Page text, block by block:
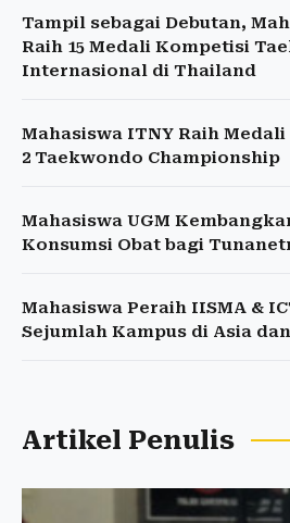
Tampil sebagai Debutan,
Raih 15 Medali Kompetisi
Internasional di Thailand
Mahasiswa ITNY Raih Medali
2 Taekwondo Championship
Mahasiswa UGM
Konsumsi Obat bagi
Mahasiswa Peraih IISMA &
Sejumlah Kampus di Asia
Artikel Penulis